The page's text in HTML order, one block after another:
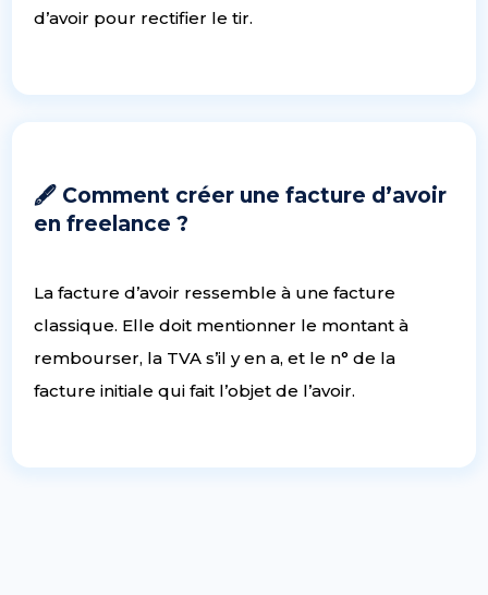
d’avoir pour rectifier le tir.
🖋 Comment créer une facture d’avoir
en freelance ?
La facture d’avoir ressemble à une facture
classique. Elle doit mentionner le montant à
rembourser, la TVA s’il y en a, et le n° de la
facture initiale qui fait l’objet de l’avoir.